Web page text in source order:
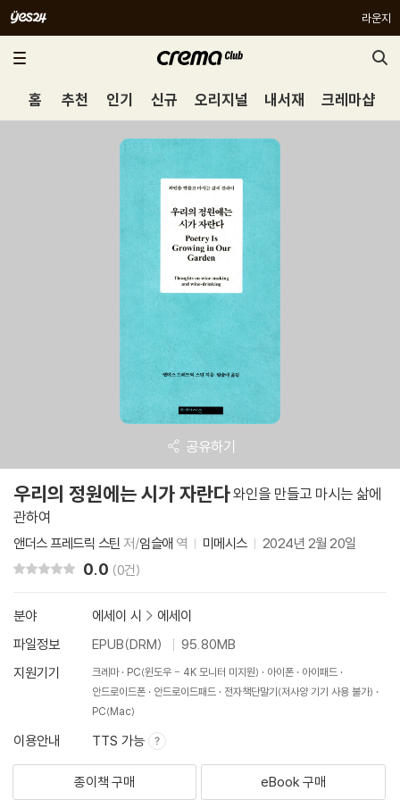
라운지
홈 추천 인기 신규 오리지널 내서재 크레마샵
공유하기
우리의 정원에는 시가 자란다와인을 만들고 마시는 삶에
관하여
앤더스 프레드릭 스틴 저/임슬애역 미메시스 2024년 2월 20일
0.0 (0건)
분야 에세이 시 > 에세이
파일정보
EPUB(DRM)
95.80MB
지원기기
크레마 PC(윈도우 - 4K 모니터 미지원) 아이폰
아이패드
안드로이드폰
안드로이드패드
전자책단말기(저사양 기기 사용 불가)
PC(Mac)
이용안내 TTS 가능
종이책 구매 eBook 구매